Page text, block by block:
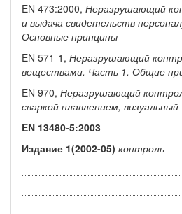
EN 473:2000, Неразрушающий
и выдача свидетельств
Основные принципы
EN 571-1, Неразрушающий
веществами. Часть 1. Общие
EN 970, Неразрушающий
сваркой плавлением, визуальный
EN 13480-5:2003
Издание 1(2002-05) контроль